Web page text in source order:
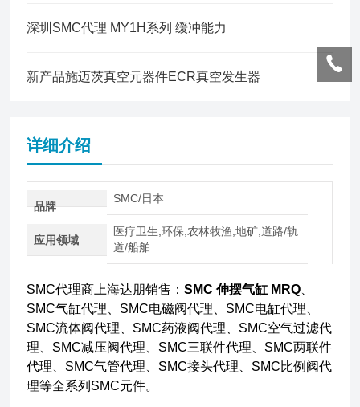
深圳SMC代理 MY1H系列 缓冲能力
新产品施迈茨真空元器件ECR真空发生器
详细介绍
品牌
SMC/日本
应用领域
医疗卫生,环保,农林牧渔,地矿,道路/轨
道/船舶
SMC代理商上海达朋销售：SMC 伸摆气缸 MRQ
SMC气缸代理、SMC电磁阀代理、SMC电缸代理、
SMC流体阀代理、SMC药液阀代理、SMC空气过滤代
理、SMC减压阀代理、SMC三联件代理、SMC两联件
代理、SMC气管代理、SMC接头代理、SMC比例阀代
理等全系列SMC元件。